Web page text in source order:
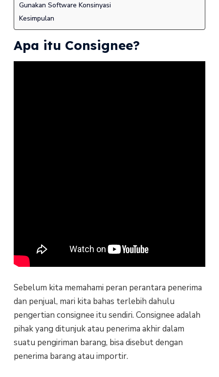
Gunakan Software Konsinyasi
Kesimpulan
Apa itu Consignee?
Sebelum kita memahami peran perantara penerima
dan penjual, mari kita bahas terlebih dahulu
pengertian consignee itu sendiri. Consignee adalah
pihak yang ditunjuk atau penerima akhir dalam
suatu pengiriman barang, bisa disebut dengan
penerima barang atau importir.